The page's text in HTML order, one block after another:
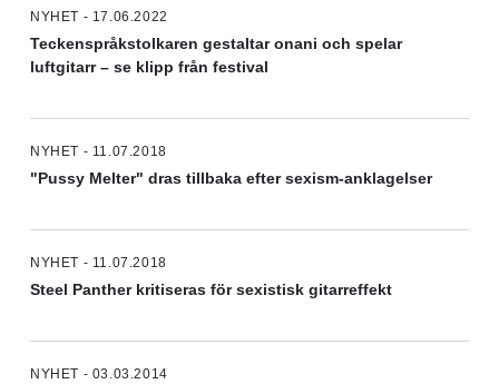
NYHET - 17.06.2022
Teckenspråkstolkaren gestaltar onani och spelar
luftgitarr – se klipp från festival
NYHET - 11.07.2018
"Pussy Melter" dras tillbaka efter sexism-anklagelser
NYHET - 11.07.2018
Steel Panther kritiseras för sexistisk gitarreffekt
NYHET - 03.03.2014